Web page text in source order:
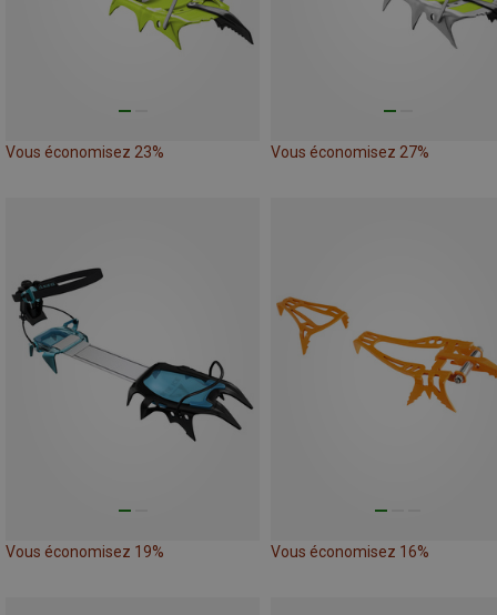
Vous économisez 23% Vous économisez 27%
Vous économisez 19% Vous économisez 16%